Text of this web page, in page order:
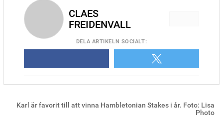
Karl är favorit till att vinna Hambletonian Stakes i år. Foto: Lisa
Photo
CLAES
FREIDENVALL
DELA ARTIKELN SOCIALT: